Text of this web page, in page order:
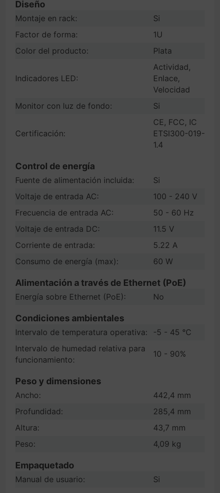
Diseño
Montaje en rack:
Si
Factor de forma:
1U
Color del producto:
Plata
Indicadores LED:
Actividad,
Enlace,
Velocidad
Monitor con luz de fondo:
Si
Certificación:
CE, FCC, IC
ETSI300-019-
1.4
Control de energía
Fuente de alimentación incluida:
Si
Voltaje de entrada AC:
100 - 240 V
Frecuencia de entrada AC:
50 - 60 Hz
Voltaje de entrada DC:
11.5 V
Corriente de entrada:
5.22 A
Consumo de energía (max):
60 W
Alimentación a través de Ethernet (PoE)
Energía sobre Ethernet (PoE): No
Condiciones ambientales
Intervalo de temperatura operativa:
-5 - 45 °C
Intervalo de humedad relativa para
funcionamiento:
10 - 90%
Peso y dimensiones
Ancho:
442,4 mm
Profundidad:
285,4 mm
Altura:
43,7 mm
Peso:
4,09 kg
Empaquetado
Manual de usuario: Si